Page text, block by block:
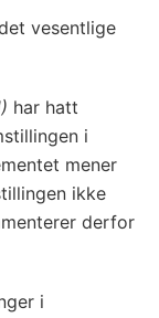
vesentlige
har hatt
i
mener
ikke
derfor
i